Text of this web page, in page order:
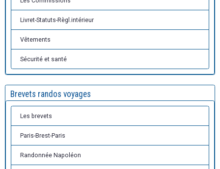
Livret-Statuts-Règl.intérieur
Vêtements
Sécurité et santé
Brevets randos voyages
Les brevets
Paris-Brest-Paris
Randonnée Napoléon